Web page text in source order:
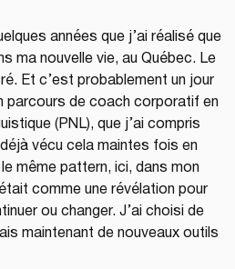
années que j’ai réalisé que
ma nouvelle vie, au Québec. Le
Et c’est probablement un jour
parcours de coach corporatif en
(PNL), que j’ai compris
déjà vécu cela maintes fois en
même pattern, ici, dans mon
comme une révélation pour
ou changer. J’ai choisi de
maintenant de nouveaux outils